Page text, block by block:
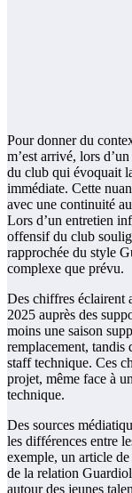
Pour donner du
m’est arrivé, lors
du club qui évoquait
immédiate. Cette
avec une continuité
Lors d’un entretien
offensif du club
rapprochée du style
complexe que prévu.
Des chiffres éclairent
2025 auprès des
moins une saison
remplacement, tandis
staff technique. Ces
projet, même face à
technique.
Des sources
les différences entre
exemple, un article
de la relation
autour des jeunes